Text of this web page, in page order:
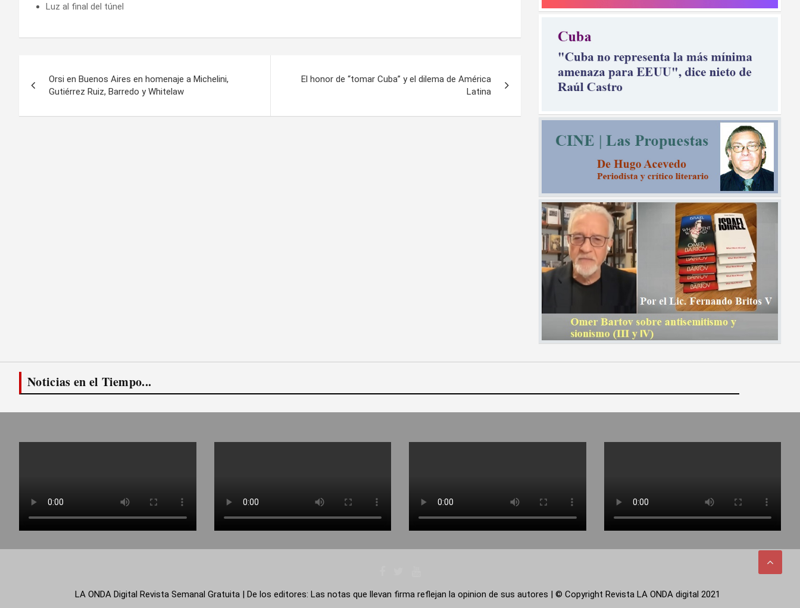
Luz al final del túnel
de
entradas
Orsi en Buenos Aires en homenaje a Michelini,
Gutiérrez Ruiz, Barredo y Whitelaw
El honor de “tomar Cuba” y el dilema de América
Latina
Noticias en el Tiempo...
LA ONDA Digital Revista Semanal Gratuita | De los editores: Las notas que llevan firma reflejan la opinion de sus autores | © Copyright Revista LA ONDA digital 2021